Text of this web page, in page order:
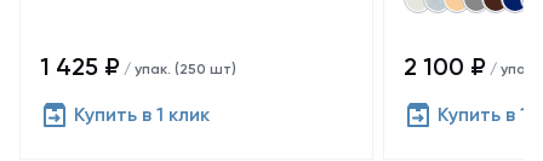
1 425 ₽ / упак. (250 шт)
Купить в 1 клик
2 100 ₽ / упак.
Купить в 1